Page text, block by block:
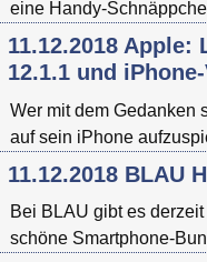
eine Handy-
11.12.2018 Apple:
12.1.1 und
Wer mit dem Gedanken
auf sein iPhone
11.12.2018 BLAU
Bei BLAU gibt es
schöne Smartphone-